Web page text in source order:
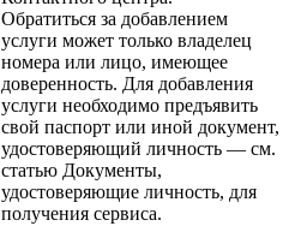
Обратиться за добавлением
услуги может только владелец
номера или лицо, имеющее
доверенность. Для добавления
услуги необходимо предъявить
свой паспорт или иной документ,
удостоверяющий личность — см.
статью Документы,
удостоверяющие личность, для
получения сервиса.